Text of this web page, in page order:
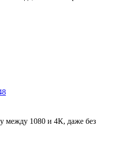
между 1080 и 4К, даже без